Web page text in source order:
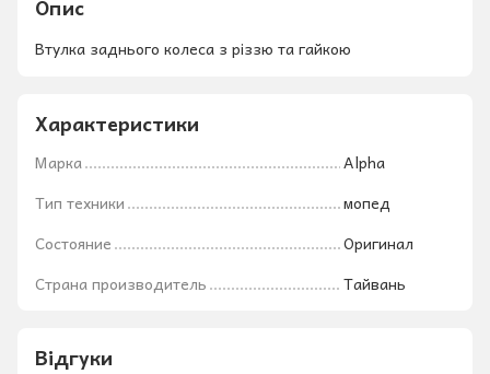
Опис
Втулка заднього колеса з різзю та гайкою
Характеристики
Марка
Alpha
Тип техники
мопед
Состояние
Оригинал
Страна производитель
Тайвань
Відгуки